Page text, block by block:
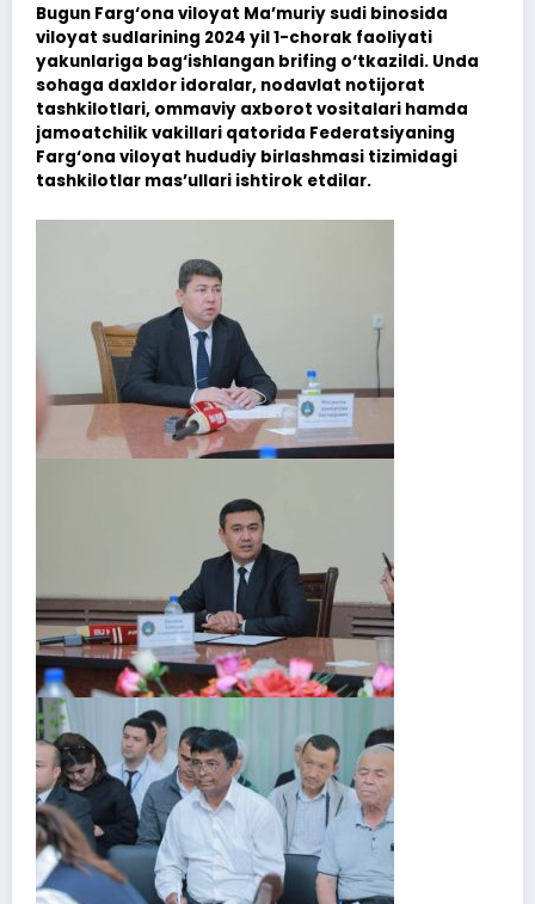
Bugun Farg‘ona viloyat Ma’muriy sudi binosida
viloyat sudlarining 2024 yil 1-chorak faoliyati
yakunlariga bag‘ishlangan brifing o‘tkazildi. Unda
sohaga daxldor idoralar, nodavlat notijorat
tashkilotlari, ommaviy axborot vositalari hamda
jamoatchilik vakillari qatorida Federatsiyaning
Farg‘ona viloyat hududiy birlashmasi tizimidagi
tashkilotlar mas’ullari ishtirok etdilar.